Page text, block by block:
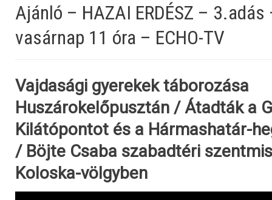
Ajánló – HAZAI ERDÉSZ –
vasárnap 11 óra – ECHO-TV
Vajdasági gyerekek táborozása
Huszárokelőpusztán / Átadták a
Kilátópontot és a Hármashatár-
/ Böjte Csaba szabadtéri
Koloska-völgyben